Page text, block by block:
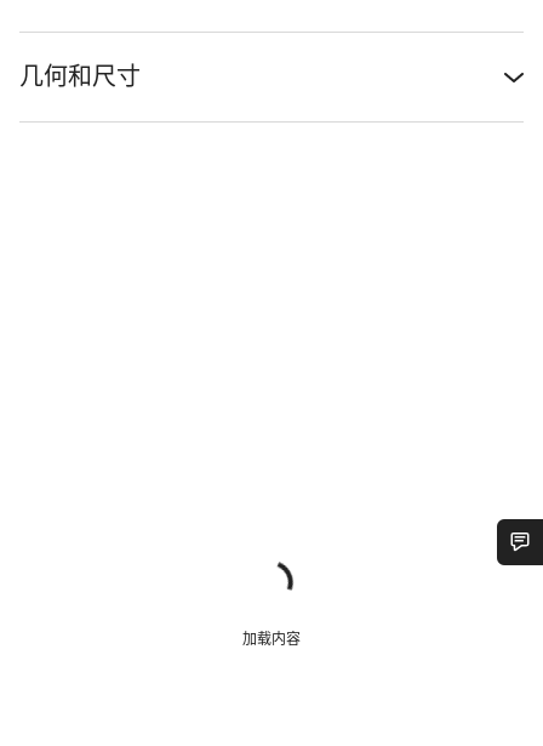
几何和尺寸
加载内容
我们的客户支持专家正在等待为您答疑解惑。